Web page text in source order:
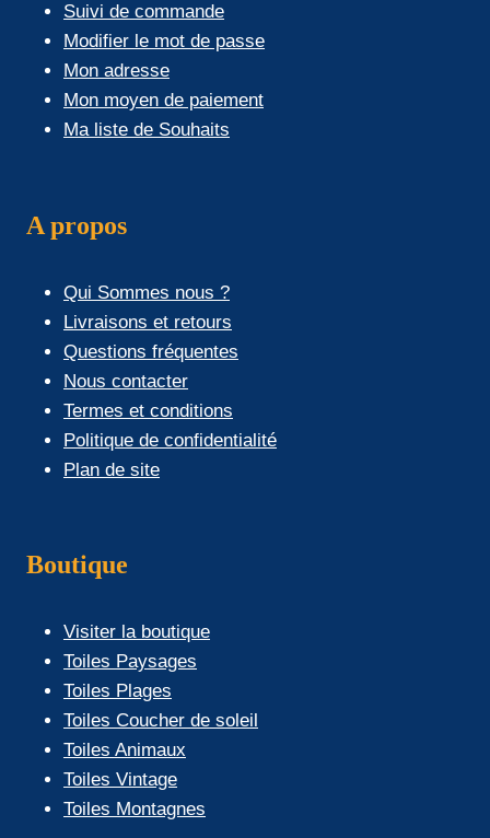
Suivi de commande
Modifier le mot de passe
Mon adresse
Mon moyen de paiement
Ma liste de Souhaits
A propos
Qui Sommes nous ?
Livraisons et retours
Questions fréquentes
Nous contacter
Termes et conditions
Politique de confidentialité
Plan de site
Boutique
Visiter la boutique
Toiles Paysages
Toiles Plages
Toiles Coucher de soleil
Toiles Animaux
Toiles Vintage
Toiles Montagnes